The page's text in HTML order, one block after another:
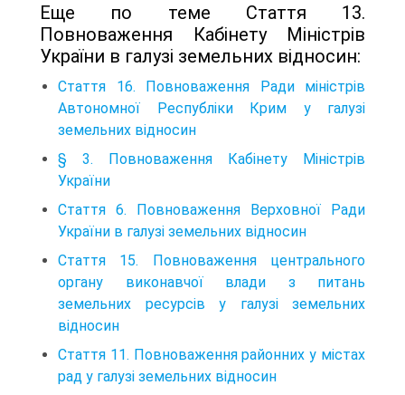
Еще по теме Стаття 13.
Повноваження Кабінету Міністрів
України в галузі земельних відносин:
Стаття 16. Повноваження Ради міністрів
Автономної Республіки Крим у галузі
земельних відносин
§ 3. Повноваження Кабінету Міністрів
України
Стаття 6. Повноваження Верховної Ради
України в галузі земельних відносин
Стаття 15. Повноваження центрального
органу виконавчої влади з питань
земельних ресурсів у галузі земельних
відносин
Стаття 11. Повноваження районних у містах
рад у галузі земельних відносин